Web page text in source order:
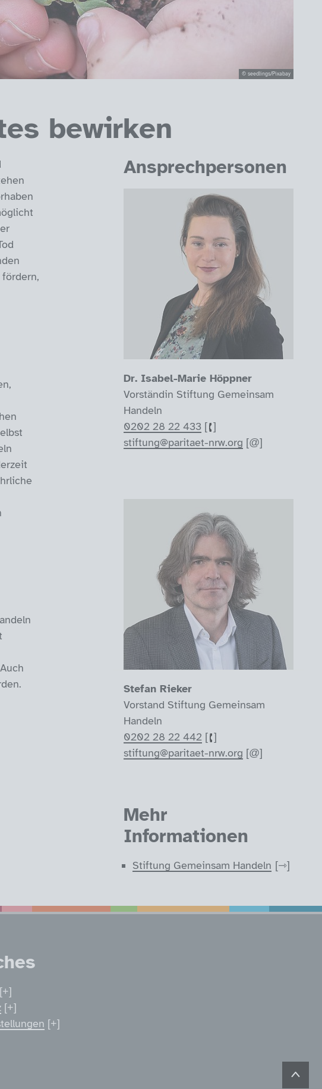
© seedlings/Pixabay
bewirken
Ansprechpersonen
Dr. Isabel-Marie Höppner
Vorständin Stiftung Gemeinsam
Handeln
0202 28 22 433
stiftung@paritaet-nrw.org
Stefan Rieker
Vorstand Stiftung Gemeinsam
Handeln
0202 28 22 442
stiftung@paritaet-nrw.org
Mehr
Informationen
Stiftung Gemeinsam Handeln